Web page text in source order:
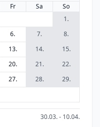
Fr Sa
So
1.
6. 7.
8.
13. 14.
15.
20. 21.
22.
27. 28.
29.
30.03. - 10.04.